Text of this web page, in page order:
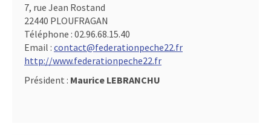
7, rue Jean Rostand
22440 PLOUFRAGAN
Téléphone : 02.96.68.15.40
Email : contact@federationpeche22.fr
http://www.federationpeche22.fr
Président : Maurice LEBRANCHU